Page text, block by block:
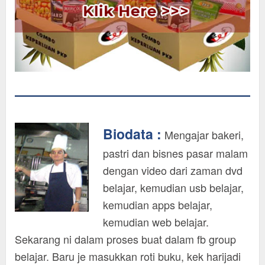
Biodata : Mengajar bakeri,
pastri dan bisnes pasar malam
dengan video dari zaman dvd
belajar, kemudian usb belajar,
kemudian apps belajar,
kemudian web belajar.
Sekarang ni dalam proses buat dalam fb group
belajar. Baru je masukkan roti buku, kek harijadi